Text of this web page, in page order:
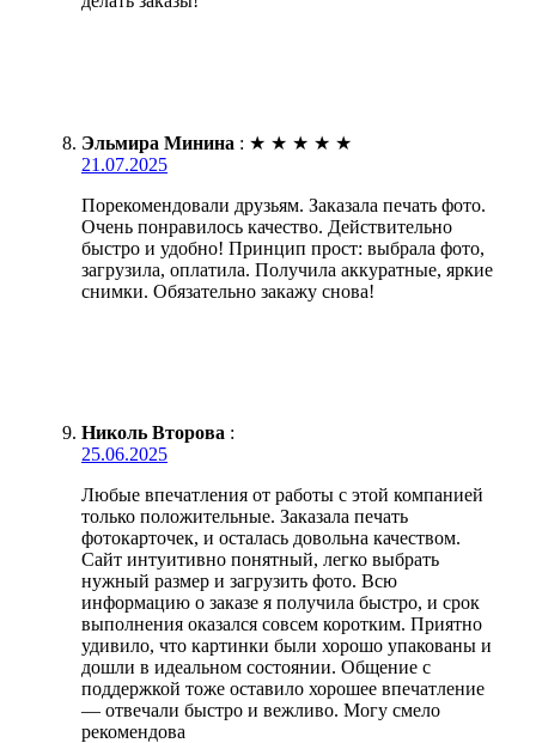
Эльмира Минина : ★ ★ ★ ★ ★
21.07.2025
Порекомендовали друзьям. Заказала печать фото.
Очень понравилось качество. Действительно
быстро и удобно! Принцип прост: выбрала фото,
загрузила, оплатила. Получила аккуратные, яркие
снимки. Обязательно закажу снова!
Николь Второва :
25.06.2025
Любые впечатления от работы с этой компанией
только положительные. Заказала печать
фотокарточек, и осталась довольна качеством.
Сайт интуитивно понятный, легко выбрать
нужный размер и загрузить фото. Всю
информацию о заказе я получила быстро, и срок
выполнения оказался совсем коротким. Приятно
удивило, что картинки были хорошо упакованы и
дошли в идеальном состоянии. Общение с
поддержкой тоже оставило хорошее впечатление
— отвечали быстро и вежливо. Могу смело
рекомендова